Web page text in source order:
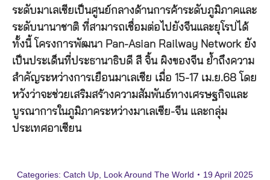
ระดับมาเลเซียเป็นศูนย์กลางด้านการค้าระดับภูมิภาคและ
ระดับนานาชาติ ที่สามารถเชื่อมต่อไปยังจีนและยุโรปได้
ทั้งนี้ โครงการพัฒนา Pan-Asian Railway Network ยัง
เป็นประเด็นที่ประธานาธิบดี สี จิ้น ผิงของจีน ย้ำถึงความ
สำคัญระหว่างการเยือนมาเลเซีย เมื่อ 15-17 เม.ย.68 โดย
หวังว่าจะช่วยเสริมสร้างความสัมพันธ์ทางเศรษฐกิจและ
บูรณาการในภูมิภาคระหว่างมาเลเซีย-จีน และกลุ่ม
ประเทศอาเซียน
Categories: Catch Up Look Around The World 19 April 2025